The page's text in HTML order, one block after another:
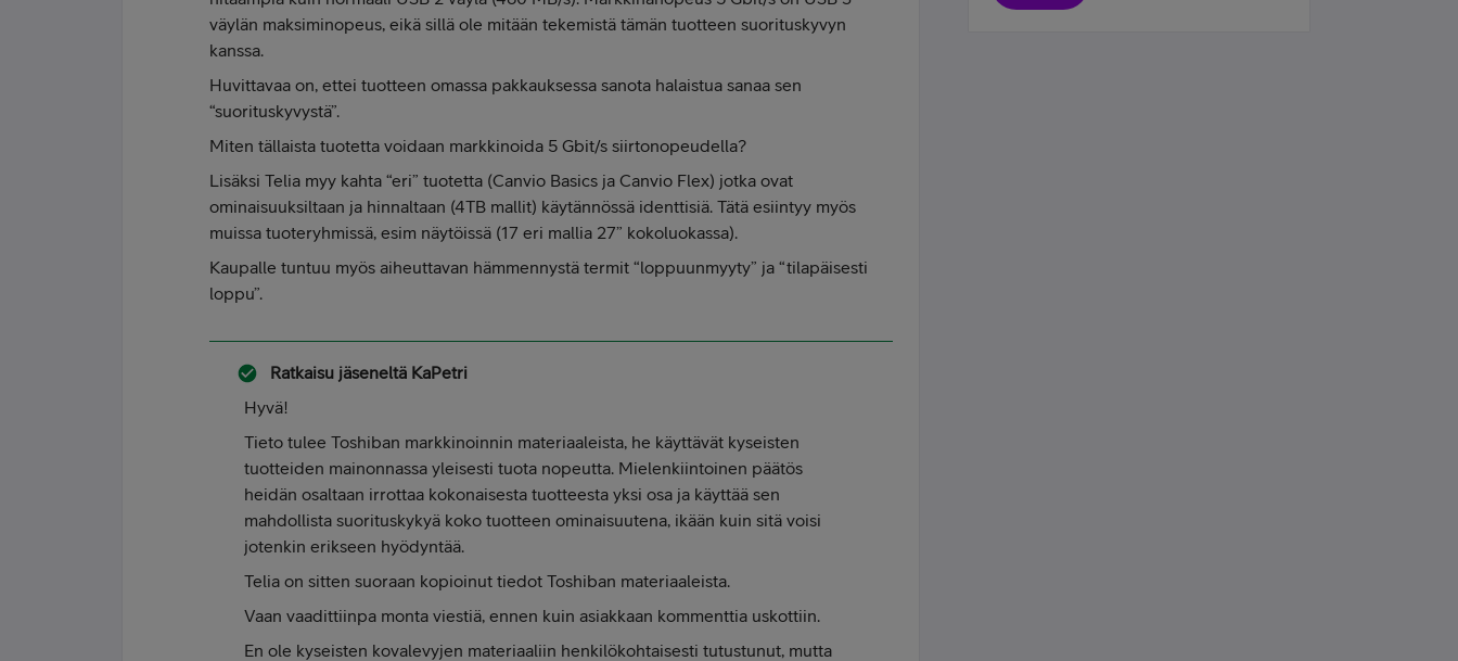
väylän maksiminopeus, eikä sillä ole mitään tekemistä tämän tuotteen suorituskyvyn
kanssa.
Huvittavaa on, ettei tuotteen omassa pakkauksessa sanota halaistua sanaa sen
“suorituskyvystä”.
Miten tällaista tuotetta voidaan markkinoida 5 Gbit/s siirtonopeudella?
Lisäksi Telia myy kahta “eri” tuotetta (Canvio Basics ja Canvio Flex) jotka ovat
ominaisuuksiltaan ja hinnaltaan (4TB mallit) käytännössä identtisiä. Tätä esiintyy myös
muissa tuoteryhmissä, esim näytöissä (17 eri mallia 27” kokoluokassa).
Kaupalle tuntuu myös aiheuttavan hämmennystä termit “loppuunmyyty” ja “tilapäisesti
loppu”.
Ratkaisu jäseneltä KaPetri
Hyvä!
Tieto tulee Toshiban markkinoinnin materiaaleista, he käyttävät kyseisten
tuotteiden mainonnassa yleisesti tuota nopeutta. Mielenkiintoinen päätös
heidän osaltaan irrottaa kokonaisesta tuotteesta yksi osa ja käyttää sen
mahdollista suorituskykyä koko tuotteen ominaisuutena, ikään kuin sitä voisi
jotenkin erikseen hyödyntää.
Telia on sitten suoraan kopioinut tiedot Toshiban materiaaleista.
Vaan vaadittiinpa monta viestiä, ennen kuin asiakkaan kommenttia uskottiin.
En ole kyseisten kovalevyjen materiaaliin henkilökohtaisesti tutustunut, mutta